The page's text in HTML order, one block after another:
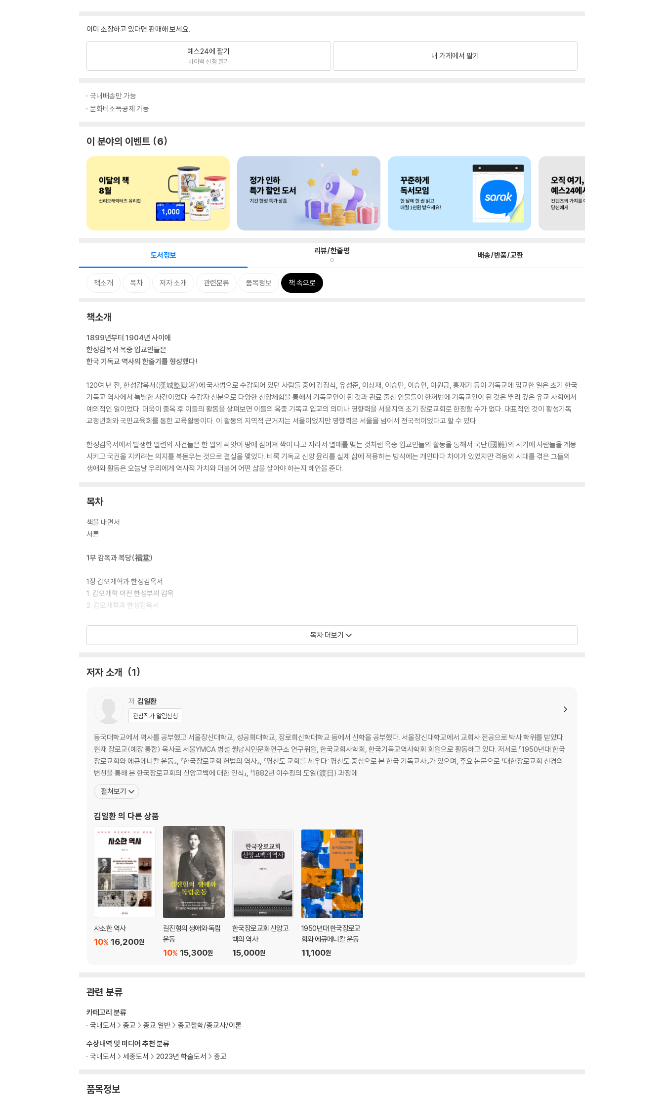
이미 소장하고 있다면 판매해 보세요.
예스24에 팔기
바이백 신청 불가
내 가게에서 팔기
국내배송만 가능
문화비소득공제 가능
이 분야의 이벤트 6
도서정보 리뷰/한줄평
0 배송/반품/교환
책소개 목차 저자 소개 관련분류 품목정보 책 속으로
책소개
1899년부터 1904년 사이에
한성감옥서 옥중 입교인들은
한국 기독교 역사의 한줄기를 형성했다!
120여 년 전, 한성감옥서(漢城監獄署)에 국사범으로 수감되어 있던 사람들 중에 김정식, 유성준, 이상재, 이승만, 이승인, 이원긍, 홍재기 등이 기독교에 입교한 일은 초기 한국
기독교 역사에서 특별한 사건이었다. 수감자 신분으로 다양한 신앙체험을 통해서 기독교인이 된 것과 관료 출신 인물들이 한꺼번에 기독교인이 된 것은 뿌리 깊은 유교 사회에서
예외적인 일이었다. 더욱이 출옥 후 이들의 활동을 살펴보면 이들의 옥중 기독교 입교의 의미나 영향력을 서울지역 초기 장로교회로 한정할 수가 없다. 대표적인 것이 황성기독
교청년회와 국민교육회를 통한 교육활동이다. 이 활동의 지역적 근거지는 서울이었지만 영향력은 서울을 넘어서 전국적이었다고 할 수 있다.
한성감옥서에서 발생한 일련의 사건들은 한 알의 씨앗이 땅에 심어져 싹이 나고 자라서 열매를 맺는 것처럼 옥중 입교인들의 활동을 통해서 국난(國難)의 시기에 사람들을 계몽
시키고 국권을 지키려는 의지를 북돋우는 것으로 결실을 맺었다. 비록 기독교 신앙 윤리를 실제 삶에 적용하는 방식에는 개인마다 차이가 있었지만 격동의 시대를 겪은 그들의
생애와 활동은 오늘날 우리에게 역사적 가치와 더불어 어떤 삶을 살아야 하는지 혜안을 준다.
목차
책을 내면서
서론
1부 감옥과 복당(福堂)
1장 갑오개혁과 한성감옥서
1. 갑오개혁 이전 한성부의 감옥
2. 갑오개혁과 한성감옥서
2장 옥중 생활: 동거동학(同居同學)의 시간
2) 서적실 개설과 운영
3장 옥중 생활: 복당(福堂)의 시간
1. 신앙 체험과 기독교 입교(入敎)
2. 옥중 입교인들의 기독교 신앙
1) 기독교에 대한 인식의 변화
2) 기독교 신앙의 성격
2부 기독교 신앙과 교육운동
4장 연동교회와 교육활동
2. 연동교회와 연결된 교육활동
1) 교회 안의 기독교 교육
2) 연동여학교와 경신학교
5장 황성기독교청년회와 국민교육회를 통한 교육운동
1. 황성기독교청년회 가입과 교육운동
2. 국민교육회의 설립과 조직
3. 국민교육회의 활동내용
6장 김정식의 옥중 입교(入敎)와 출옥 후 활동
1. 한성감옥서 수감과 기독교 입교
1) 수감 전 이력
2) 1916년 이후의 행적
3) 활동의 특징과 한계
1. 일제 강점 이후 ‘복당구우(福堂舊雨)’들의 행적
2. 이원긍의 활동을 통해 보는 신앙과 사회의식의 한계
참고문헌
목차 더보기
저자 소개 1
저 김일환
관심작가 알림신청
동국대학교에서 역사를 공부했고 서울장신대학교, 성공회대학교, 장로회신학대학교 등에서 신학을 공부했다. 서울장신대학교에서 교회사 전공으로 박사 학위를 받았다.
현재 장로교(예장 통합) 목사로 서울YMCA 병설 월남시민문화연구소 연구위원, 한국교회사학회, 한국기독교역사학회 회원으로 활동하고 있다. 저서로 『1950년대 한국
장로교회와 에큐메니칼 운동』, 『한국장로교회 헌법의 역사』, 『평신도 교회를 세우다: 평신도 중심으로 본 한국 기독교사』가 있으며, 주요 논문으로 「대한장로교회 신경의
변천을 통해 본 한국장로교회의 신앙고백에 대한 인식」, 「1882년 이수정의 도일(渡日) 과정에
펼쳐보기
김일환의 다른 상품
사소한 역사
16,200원
10%
길진형의 생애와 독립
운동
15,300원
10%
한국장로교회 신앙고
백의 역사
15,000원
1950년대 한국장로교
회와 에큐메니칼 운동
11,100원
관련 분류
수상내역 및 미디어 추천 분류
국내도서
세종도서 2023년 학술도서 종교
카테고리 분류
국내도서
종교 종교 일반 종교철학/종교사/이론
품목정보